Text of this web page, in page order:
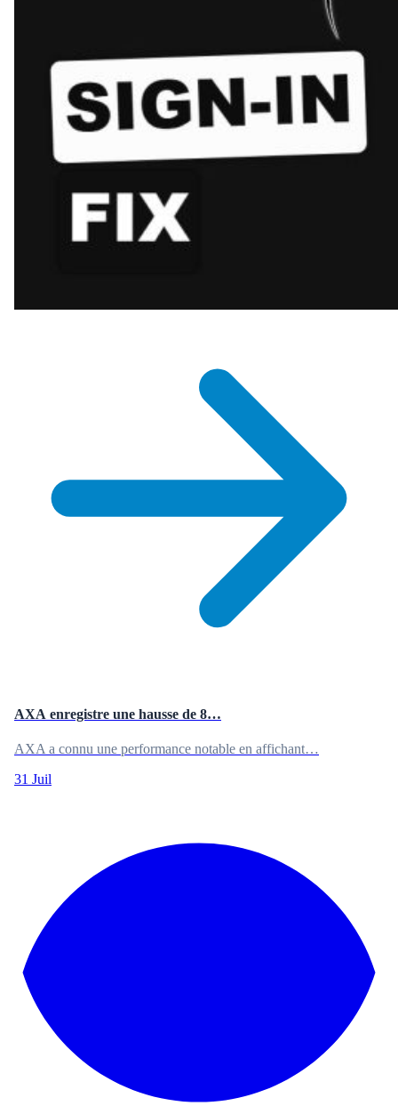
AXA enregistre une hausse de 8…
AXA a connu une performance notable en affichant…
31 Juil